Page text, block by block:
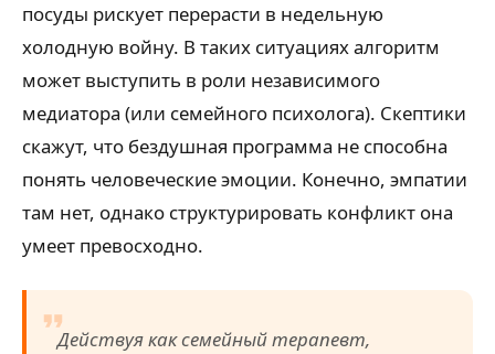
посуды рискует перерасти в недельную
холодную войну. В таких ситуациях алгоритм
может выступить в роли независимого
медиатора (или семейного психолога). Скептики
скажут, что бездушная программа не способна
понять человеческие эмоции. Конечно, эмпатии
там нет, однако структурировать конфликт она
умеет превосходно.
Действуя как семейный терапевт,